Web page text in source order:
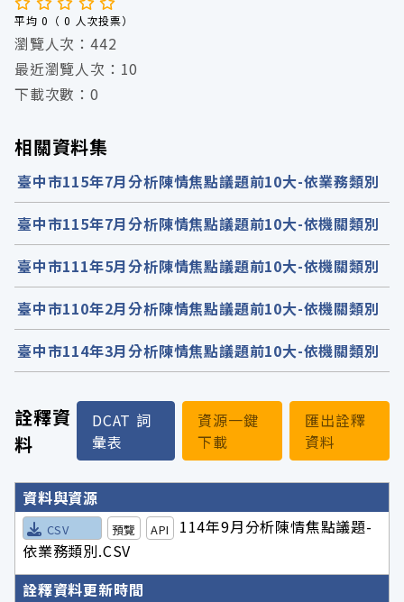
詮釋資
料
DCAT 詞
彙表
資源一鍵
下載
匯出詮釋
資料
詮釋資料詳細內容
資料與資源
CSV 預覽 API
114年9月分析陳情焦點議題-
依業務類別.CSV
詮釋資料更新時間
平均 0（ 0 人次投票）
瀏覽人次：442
最近瀏覽人次：10
下載次數：0
相關資料集
臺中市115年7月分析陳情焦點議題前10大-依業務類別
臺中市115年7月分析陳情焦點議題前10大-依機關類別
臺中市111年5月分析陳情焦點議題前10大-依機關類別
臺中市110年2月分析陳情焦點議題前10大-依機關類別
臺中市114年3月分析陳情焦點議題前10大-依機關類別